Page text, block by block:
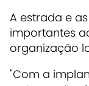
A estrada e
importantes
organização
"Com a